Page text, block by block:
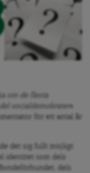
om de flesta
socialdemokrater «
för ett antal år
det sig fullt möjligt
identitet som dels
dels